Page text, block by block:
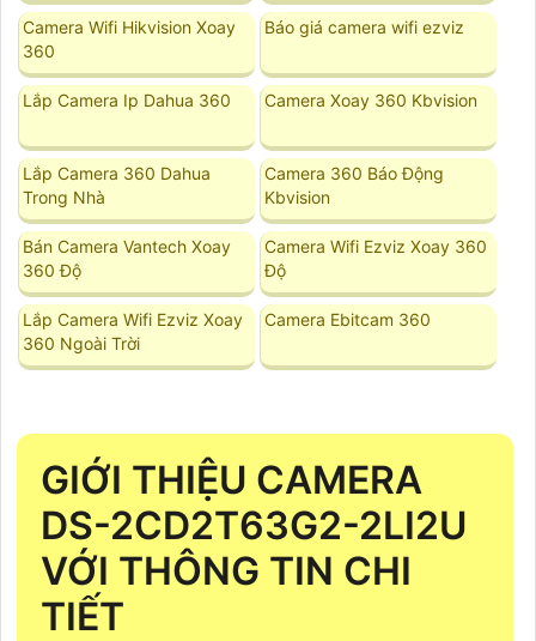
Camera Wifi Hikvision Xoay
360
Báo giá camera wifi ezviz
Lắp Camera Ip Dahua 360 Camera Xoay 360 Kbvision
Lắp Camera 360 Dahua
Trong Nhà
Camera 360 Báo Động
Kbvision
Bán Camera Vantech Xoay
360 Độ
Camera Wifi Ezviz Xoay 360
Độ
Lắp Camera Wifi Ezviz Xoay
360 Ngoài Trời
Camera Ebitcam 360
GIỚI THIỆU CAMERA
DS-2CD2T63G2-2LI2U
VỚI THÔNG TIN CHI
TIẾT